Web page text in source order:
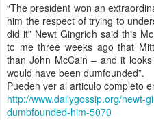
“The president won an
him the respect of trying to
did it” Newt Gingrich said this
to me three weeks ago that
than John McCain – and it
would have been dumfounded”.
Pueden ver al articulo completo
http://www.dailygossip.org/newt-
dumbfounded-him-5070